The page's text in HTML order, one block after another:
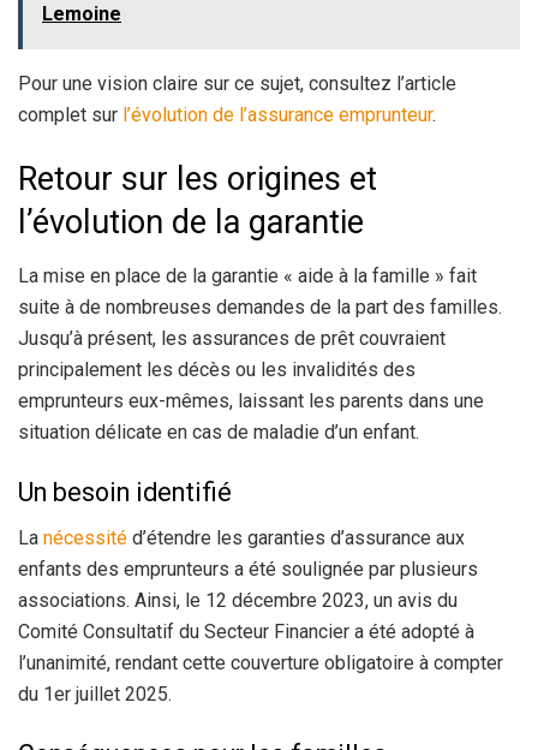
Lemoine
Pour une vision claire sur ce sujet, consultez l’article
complet sur l’évolution de l’assurance emprunteur.
Retour sur les origines et
l’évolution de la garantie
La mise en place de la garantie « aide à la famille » fait
suite à de nombreuses demandes de la part des familles.
Jusqu’à présent, les assurances de prêt couvraient
principalement les décès ou les invalidités des
emprunteurs eux-mêmes, laissant les parents dans une
situation délicate en cas de maladie d’un enfant.
Un besoin identifié
La nécessité d’étendre les garanties d’assurance aux
enfants des emprunteurs a été soulignée par plusieurs
associations. Ainsi, le 12 décembre 2023, un avis du
Comité Consultatif du Secteur Financier a été adopté à
l’unanimité, rendant cette couverture obligatoire à compter
du 1er juillet 2025.